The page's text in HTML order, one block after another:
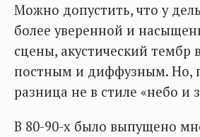
Можно допустить, что у
более уверенной и
сцены, акустический тембр
постным и диффузным. Но,
разница не в стиле «небо и
В 80-90-х было выпущено